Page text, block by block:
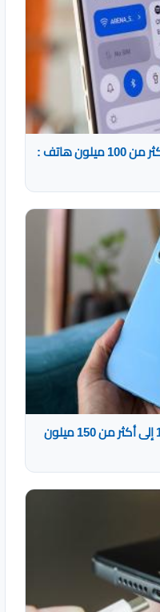
أوبو ترسل تحديثات أندرويد 13 إلى أكثر من 100 ميلون هاتف :
سامسونج ترسل تحديثات أندرويد 13 إلى أكثر من 150 ميلون